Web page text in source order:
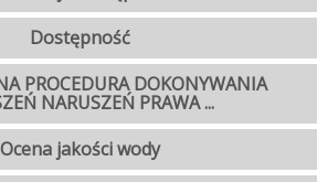
Dostępność
PROCEDURA DOKONYWANIA
NARUSZEŃ PRAWA ...
Ocena jakości wody